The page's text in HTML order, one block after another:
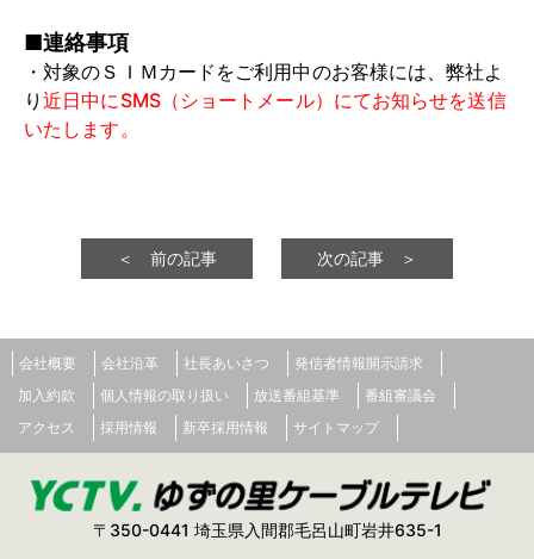
■連絡事項
・対象のＳＩＭカードをご利用中のお客様には、弊社よ
り近日中にSMS（ショートメール）にてお知らせを送信
いたします。
＜ 前の記事 次の記事 ＞
会社概要 会社沿革 社長あいさつ
発信者情報開示請求
加入約款
個人情報の取り扱い 放送番組基準
番組審議会
アクセス
採用情報 新卒採用情報 サイトマップ
〒350-0441 埼玉県入間郡毛呂山町岩井635-1